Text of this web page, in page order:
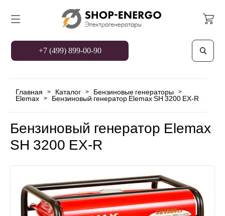
+7 (499) 899-00-90
Главная > Каталог > Бензиновые генераторы >
Elemax > Бензиновый генератор Elemax SH 3200 EX-R
Бензиновый генератор Elemax
SH 3200 EX-R